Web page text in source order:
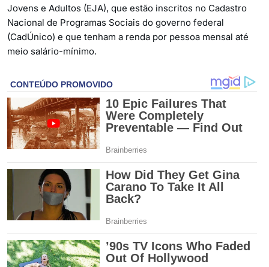
Jovens e Adultos (EJA), que estão inscritos no Cadastro
Nacional de Programas Sociais do governo federal
(CadÚnico) e que tenham a renda por pessoa mensal até
meio salário-mínimo.